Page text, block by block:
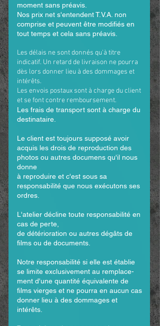
moment sans préavis.
Nos prix net s'entendent T.V.A. non
comprise et peuvent être modifiés en
tout temps et cela sans préavis.
Les délais ne sont donnés qu'à titre
indicatif. Un retard de livraison ne pourra
dès lors donner lieu à des dommages et
intérêts.
Les envois postaux sont à charge du client
et se font contre remboursement.
Les frais de transport sont à charge du
destinataire.
Le client est toujours supposé avoir
acquis les drois de reproduction des
photos ou autres documens qu'il nous
donne
à reproduire et c'est sous sa
responsabilité que nous exécutons ses
ordres.
L'atelier décline toute responsabilité en
cas de perte,
de détérioration ou autres dégâts de
films ou de documents.
Notre responsabilité si elle est établie
se limite exclusivement au remplace­
ment d'une quantité équivalente de
films vierges et ne pourra en aucun cas
donner lieu à des dommages et
intérêts.